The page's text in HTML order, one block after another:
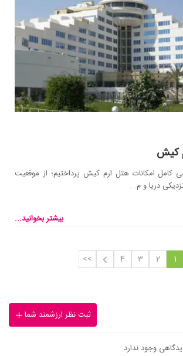
کیش
کامل امکانات هتل ارم کیش پرداختیم؛ از موقعیت
دریا و م...
بیشتر بخوانید...
1
2
3
4
>>
ثبت نظر ارزشمند شما
وجود ندارد